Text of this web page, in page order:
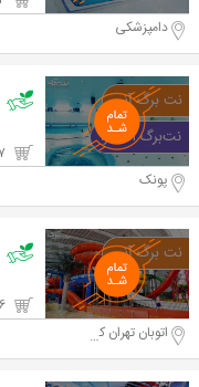
دامپزشکی
پونک
اتوبان تهران کرج